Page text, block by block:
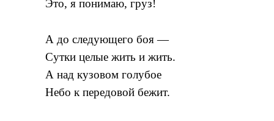
Это, я понимаю, груз!
А до следующего боя —
Сутки целые жить и жить.
А над кузовом голубое
Небо к передовой бежит.